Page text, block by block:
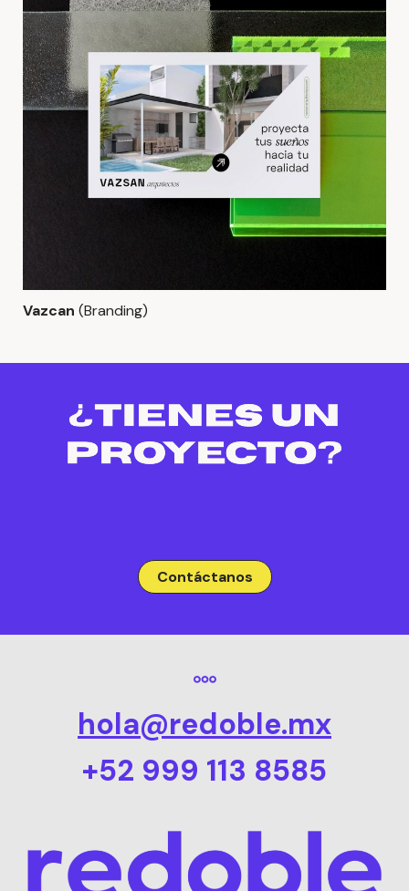
Vazcan (Branding)
Contáctanos
hola@redoble.mx
+52 999 113 8585